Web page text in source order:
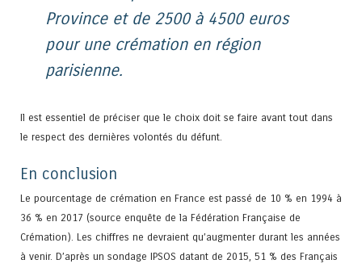
Province et de 2500 à 4500 euros
pour une crémation en région
parisienne.
Il est essentiel de préciser que le choix doit se faire avant tout dans
le respect des dernières volontés du défunt.
En conclusion
Le pourcentage de crémation en France est passé de 10 % en 1994 à
36 % en 2017 (source enquête de la Fédération Française de
Crémation). Les chiffres ne devraient qu’augmenter durant les années
à venir. D’après un sondage IPSOS datant de 2015, 51 % des Français